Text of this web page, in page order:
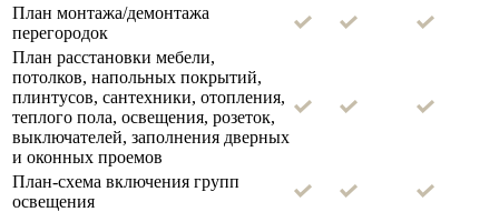
План монтажа/демонтажа
перегородок
План расстановки мебели,
потолков, напольных покрытий,
плинтусов, сантехники, отопления,
теплого пола, освещения, розеток,
выключателей, заполнения дверных
и оконных проемов
План-схема включения групп
освещения